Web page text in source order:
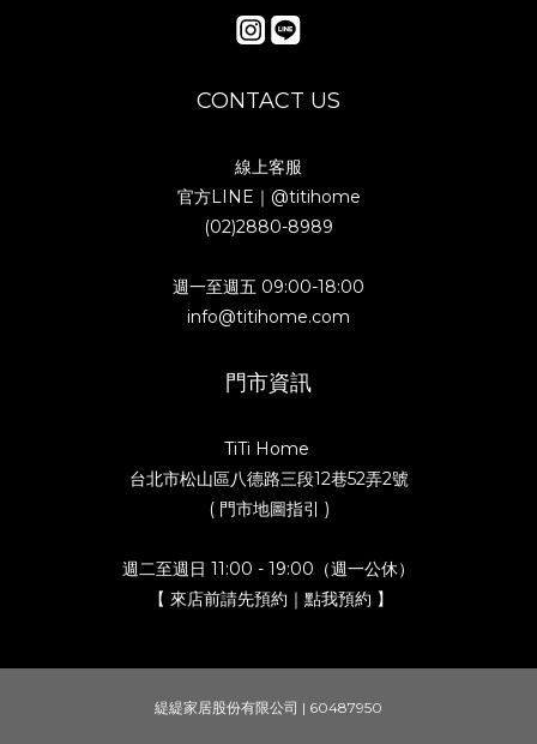
CONTACT US
線上客服
官方LINE｜ @titihome
(02)2880-8989
週一至週五 09:00-18:00
info@titihome.com
門市資訊
TiTi Home
台北市松山區八德路三段12巷52弄2號
( 門市地圖指引 )
週二至週日 11:00 - 19:00（週一公休）
【 來店前請先預約｜點我預約 】
緹緹家居股份有限公司 | 60487950